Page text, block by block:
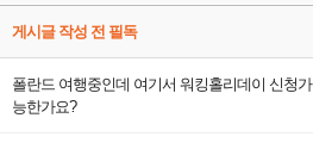
게시글 작성 전 필독
폴란드 여행중인데 여기서 워킹홀리데이 신청가
능한가요?